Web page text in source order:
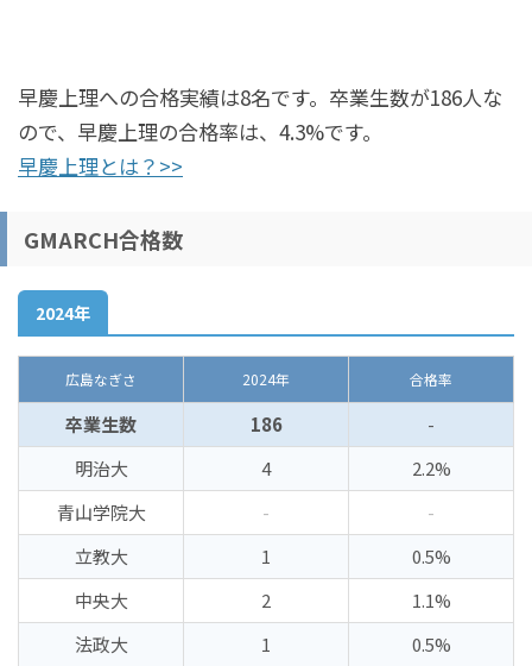
早慶上理への合格実績は8名です。卒業生数が186人な
ので、早慶上理の合格率は、4.3%です。
早慶上理とは？>>
GMARCH合格数
2024年
広島なぎさ 2024年 合格率
卒業生数 186
-
明治大
4
2.2%
青山学院大
-
-
立教大
1
0.5%
中央大
2
1.1%
法政大
1 0.5%